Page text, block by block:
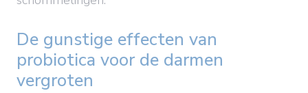
De gunstige effecten van
probiotica voor de darmen
vergroten